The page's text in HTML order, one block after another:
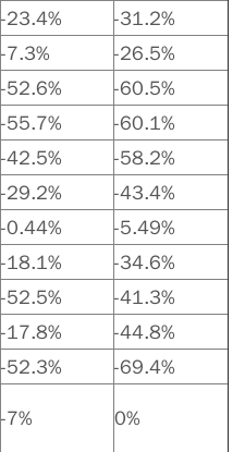
-23.4%
-31.2%
-7.3%
-26.5%
-52.6%
-60.5%
-55.7%
-60.1%
-42.5%
-58.2%
-29.2%
-43.4%
-0.44%
-5.49%
-18.1%
-34.6%
-52.5%
-41.3%
-17.8%
-44.8%
-52.3%
-69.4%
-7% 0%